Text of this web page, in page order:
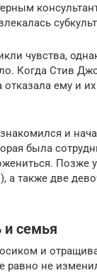
чувства,
Когда Стив
ему и
и
была
Позже
а также две
и семья
и
равно не